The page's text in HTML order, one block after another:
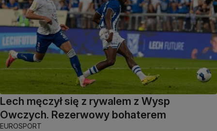
Lech męczył się z rywalem z Wysp
Owczych. Rezerwowy bohaterem
EUROSPORT